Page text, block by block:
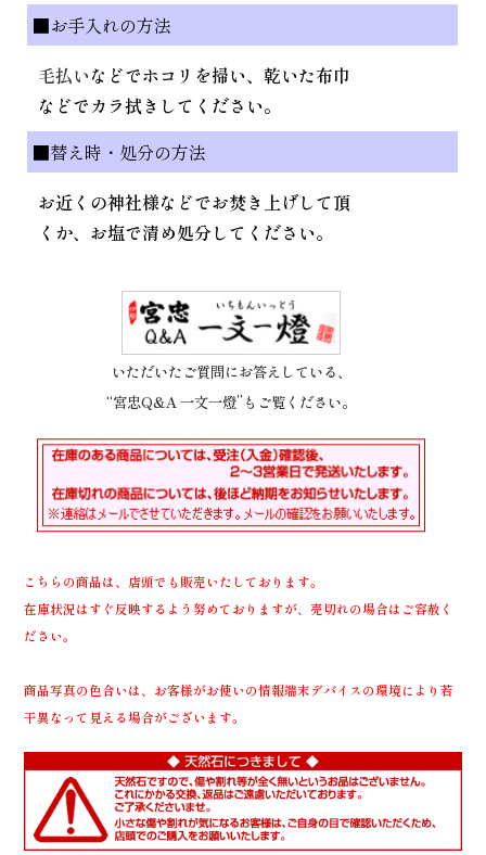
■お手入れの方法
毛払いなどでホコリを掃い、乾いた布巾
などでカラ拭きしてください。
■替え時・処分の方法
お近くの神社様などでお焚き上げして頂
くか、お塩で清め処分してください。
いただいたご質問にお答えしている、
“宮忠Q&A 一文一燈”もご覧ください。
こちらの商品は、店頭でも販売いたしております。
在庫状況はすぐ反映するよう努めておりますが、売切れの場合はご容赦く
ださい。
商品写真の色合いは、お客様がお使いの情報端末デバイスの環境により若
干異なって見える場合がございます。